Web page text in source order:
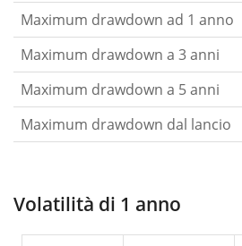
Maximum drawdown ad 1 anno
Maximum drawdown a 3 anni
Maximum drawdown a 5 anni
Maximum drawdown dal lancio
Volatilità di 1 anno